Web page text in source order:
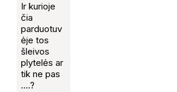
Ir kurioje
čia
parduotuv
ėje tos
šleivos
plytelės ar
tik ne pas
….?